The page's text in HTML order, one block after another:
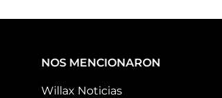
NOS MENCIONARON
Willax Noticias